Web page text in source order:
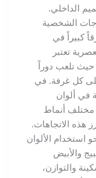
الداخلي.
الشخصية
في
تعتبر
تلعب دوراً
كل غرفة. في
ألوان
أنماط
الاتجاهات.
الألوان
والأبيض
والتوازن،